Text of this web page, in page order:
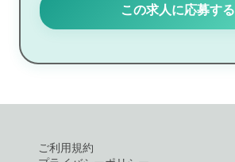
この求人に応募する
ご利用規約